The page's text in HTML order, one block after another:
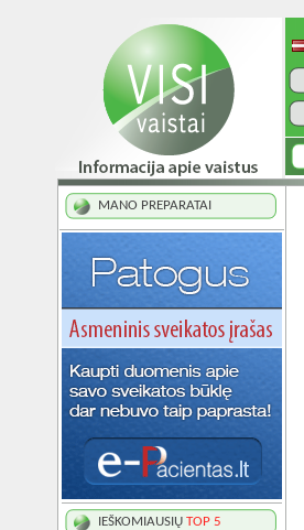
MANO PREPARATAI
IEŠKOMIAUSIŲ TOP 5